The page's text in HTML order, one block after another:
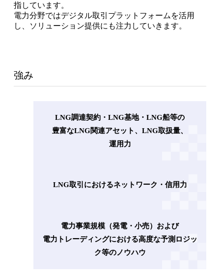
指しています。
電力分野ではデジタル取引プラットフォームを活用
し、ソリューション提供にも注力していきます。
強み
LNG調達契約・LNG基地・LNG船等の
豊富なLNG関連アセット、LNG取扱量、
運用力
LNG取引におけるネットワーク・信用力
電力事業規模（発電・小売）および
電力トレーディングにおける高度な予測ロジッ
ク等のノウハウ